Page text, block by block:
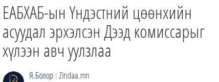
ӨГЛӨӨНИЙ СОНИН
ЗИНДАА СЭТГҮҮЛ
ЕАБХАБ-ын Үндэстний цөөнхийн
асуудал эрхэлсэн Дээд комиссарыг
хүлээн авч уулзлаа
Я.Болор | Zindaa.mn